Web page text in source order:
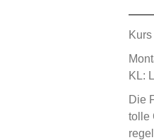
Kurs
KL:
Die
tolle